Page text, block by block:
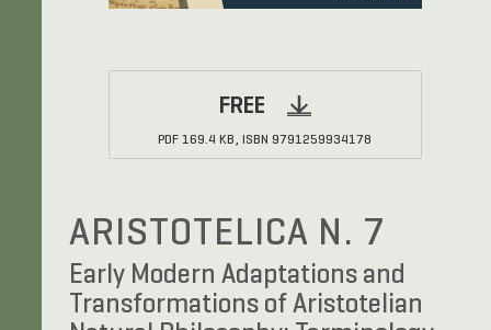
FREE
PDF 169.4 KB,ISBN 9791259934178
ARISTOTELICA N. 7
Early Modern Adaptations and
Transformations of Aristotelian